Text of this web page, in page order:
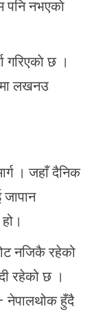
पनि नभएकाे
गरिएकाे छ ।
लखनउ
। जहाँ दैनिक
जापान
नजिकै रहेको
रहेको छ ।
नेपालथोक हुँदै